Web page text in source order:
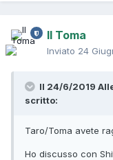
Il Toma
Inviato 24
Il 24/6/2019
scritto:
Taro/Toma avete
Ho discusso con